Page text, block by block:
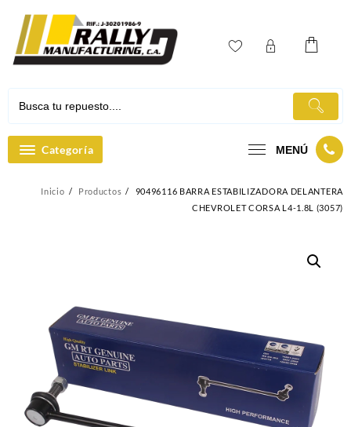
contenido
Categoría MENÚ
Inicio Productos
90496116 BARRA ESTABILIZADORA DELANTERA
CHEVROLET CORSA L4-1.8L (3057)